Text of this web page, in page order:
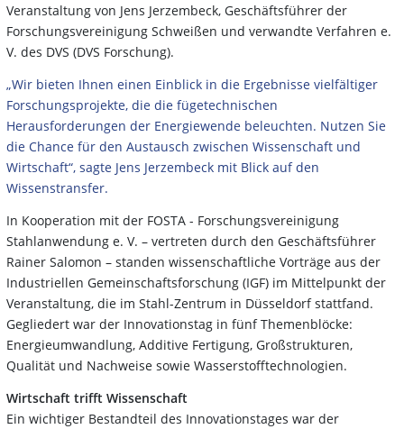
Veranstaltung von Jens Jerzembeck, Geschäftsführer der
Forschungsvereinigung Schweißen und verwandte Verfahren e.
V. des DVS (DVS Forschung).
„Wir bieten Ihnen einen Einblick in die Ergebnisse vielfältiger
Forschungsprojekte, die die fügetechnischen
Herausforderungen der Energiewende beleuchten. Nutzen Sie
die Chance für den Austausch zwischen Wissenschaft und
Wirtschaft“, sagte Jens Jerzembeck mit Blick auf den
Wissenstransfer.
In Kooperation mit der FOSTA - Forschungsvereinigung
Stahlanwendung e. V. – vertreten durch den Geschäftsführer
Rainer Salomon – standen wissenschaftliche Vorträge aus der
Industriellen Gemeinschaftsforschung (IGF) im Mittelpunkt der
Veranstaltung, die im Stahl-Zentrum in Düsseldorf stattfand.
Gegliedert war der Innovationstag in fünf Themenblöcke:
Energieumwandlung, Additive Fertigung, Großstrukturen,
Qualität und Nachweise sowie Wasserstofftechnologien.
Wirtschaft trifft Wissenschaft
Ein wichtiger Bestandteil des Innovationstages war der